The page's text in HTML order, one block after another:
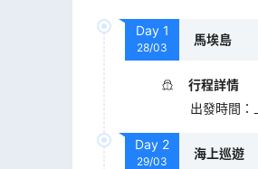
Day 1
28/03
馬埃島
行程詳情
出發時間 ：
Day 2
29/03
海上巡遊